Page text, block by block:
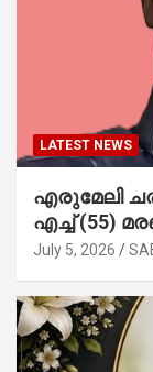
LATEST NEWS
എരുമേലി
എച്ച് (55)
July 5, 2026